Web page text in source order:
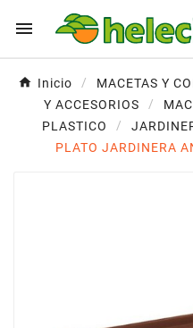

Inicio MACETAS Y
Y ACCESORIOS
PLASTICO
PLATO JARDINERA